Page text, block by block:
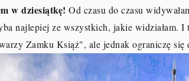
w dziesiątkę! Od czasu do czasu
najlepiej ze wszystkich, jakie widziałam.
Zamku Książ", ale jednak ograniczę